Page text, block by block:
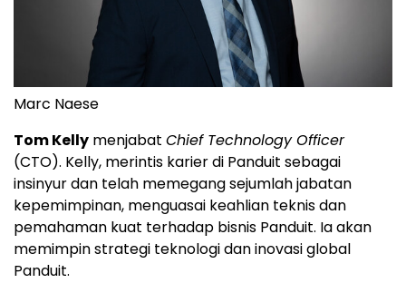
Marc Naese
Tom Kelly menjabat Chief Technology Officer
(CTO). Kelly, merintis karier di Panduit sebagai
insinyur dan telah memegang sejumlah jabatan
kepemimpinan, menguasai keahlian teknis dan
pemahaman kuat terhadap bisnis Panduit. Ia akan
memimpin strategi teknologi dan inovasi global
Panduit.